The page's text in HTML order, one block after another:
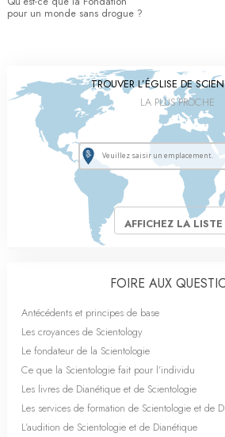
pour un monde sans drogue ?
TROUVER L’ÉGLISE DE
LA PLUS PROCHE
AFFICHEZ LA LISTE
FOIRE AUX
Antécédents et principes de base
Les croyances de Scientology
Le fondateur de la Scientologie
Ce que la Scientologie fait pour l’individu
Les livres de Dianétique et de Scientologie
Les services de formation de Scientologie et de
L’audition de Scientologie et de Dianétique